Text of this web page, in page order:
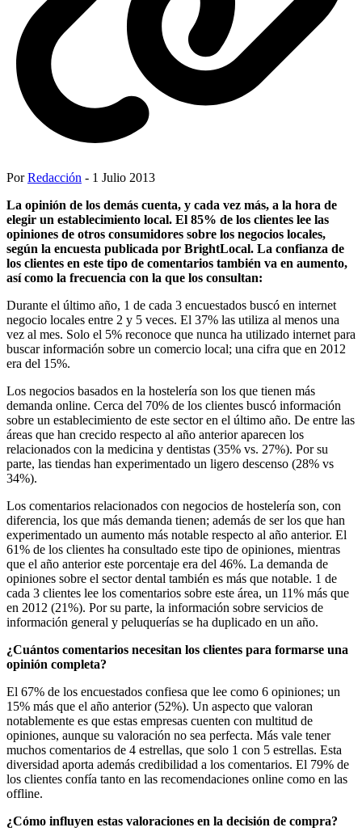
PorRedacción - 1 Julio 2013
La opinión de los demás cuenta, y cada vez más, a la hora de
elegir un establecimiento local. El 85% de los clientes lee las
opiniones de otros consumidores sobre los negocios locales,
según la encuesta publicada por BrightLocal. La confianza de
los clientes en este tipo de comentarios también va en aumento,
así como la frecuencia con la que los consultan:
Durante el último año, 1 de cada 3 encuestados buscó en internet
negocio locales entre 2 y 5 veces. El 37% las utiliza al menos una
vez al mes. Solo el 5% reconoce que nunca ha utilizado internet para
buscar información sobre un comercio local; una cifra que en 2012
era del 15%.
Los negocios basados en la hostelería son los que tienen más
demanda online. Cerca del 70% de los clientes buscó información
sobre un establecimiento de este sector en el último año. De entre las
áreas que han crecido respecto al año anterior aparecen los
relacionados con la medicina y dentistas (35% vs. 27%). Por su
parte, las tiendas han experimentado un ligero descenso (28% vs
34%).
Los comentarios relacionados con negocios de hostelería son, con
diferencia, los que más demanda tienen; además de ser los que han
experimentado un aumento más notable respecto al año anterior. El
61% de los clientes ha consultado este tipo de opiniones, mientras
que el año anterior este porcentaje era del 46%. La demanda de
opiniones sobre el sector dental también es más que notable. 1 de
cada 3 clientes lee los comentarios sobre este área, un 11% más que
en 2012 (21%). Por su parte, la información sobre servicios de
información general y peluquerías se ha duplicado en un año.
¿Cuántos comentarios necesitan los clientes para formarse una
opinión completa?
El 67% de los encuestados confiesa que lee como 6 opiniones; un
15% más que el año anterior (52%). Un aspecto que valoran
notablemente es que estas empresas cuenten con multitud de
opiniones, aunque su valoración no sea perfecta. Más vale tener
muchos comentarios de 4 estrellas, que solo 1 con 5 estrellas. Esta
diversidad aporta además credibilidad a los comentarios. El 79% de
los clientes confía tanto en las recomendaciones online como en las
offline.
¿Cómo influyen estas valoraciones en la decisión de compra?